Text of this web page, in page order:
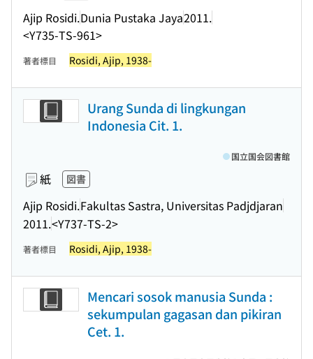
Ajip Rosidi.Dunia Pustaka Jaya2011.
<Y735-TS-961>
著者標目 Rosidi, Ajip, 1938-
Urang Sunda di lingkungan
Indonesia Cit. 1.
紙 図書
Ajip Rosidi.Fakultas Sastra, Universitas Padjdjaran
2011.<Y737-TS-2>
国立国会図書館
著者標目 Rosidi, Ajip, 1938-
Mencari sosok manusia Sunda :
sekumpulan gagasan dan pikiran
Cet. 1.